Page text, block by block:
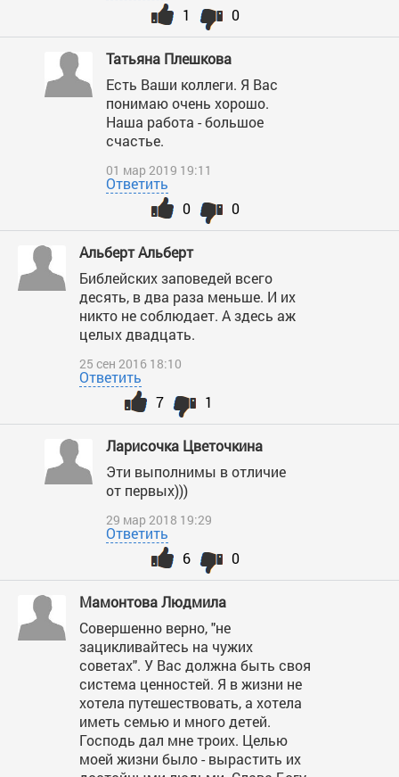
0
1
Татьяна Плешкова
Есть Ваши коллеги. Я Вас
понимаю очень хорошо.
Наша работа - большое
счастье.
01 мар 2019 19:11
Ответить
0
0
Альберт Альберт
Библейских заповедей всего
десять, в два раза меньше. И их
никто не соблюдает. А здесь аж
целых двадцать.
25 сен 2016 18:10
Ответить
1
7
Ларисочка Цветочкина
Эти выполнимы в отличие
от первых)))
29 мар 2018 19:29
Ответить
0
6
Мамонтова Людмила
Совершенно верно, "не
зацикливайтесь на чужих
советах". У Вас должна быть своя
система ценностей. Я в жизни не
хотела путешествовать, а хотела
иметь семью и много детей.
Господь дал мне троих. Целью
моей жизни было - вырастить их